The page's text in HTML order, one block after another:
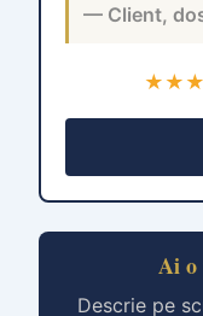
— Client,
Ai o
Descrie pe